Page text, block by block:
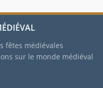
fêtes médiévales
sur le monde médiéval